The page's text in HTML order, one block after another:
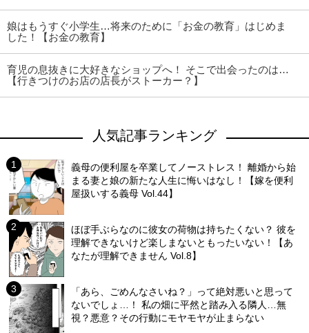
娘はもうすぐ小学生…将来のために「お金の教育」はじめま
した！【お金の教育】
育児の息抜きに大好きなショップへ！ そこで出会ったのは…
【行きつけのお店の店長がストーカー？】
人気記事ランキング
義母の便利屋を卒業してノーストレス！ 離婚から始
まる妻と娘の新たな人生に悔いはなし！【嫁を便利
屋扱いする義母 Vol.44】
ほぼ手ぶらなのに彼女の荷物は持ちたくない？ 彼を
理解できないけど楽しまないともったいない！【あ
なたが理解できません Vol.8】
「あら、ごめんなさいね？」って絶対悪いと思って
ないでしょ…！ 私の畑に平然と踏み入る隣人…無
視？悪意？その行動にモヤモヤが止まらない